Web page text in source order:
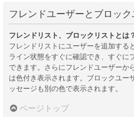
フレンドユーザーとブロック
フレンドリスト、ブロックリストとは
フレンドリストにユーザーを追加する
ライン状態をすぐに確認でき、すぐに
できます。さらにフレンドユーザーか
は色付き表示されます。ブロックユー
ッセージも別の色で表示されます。
ページトップ